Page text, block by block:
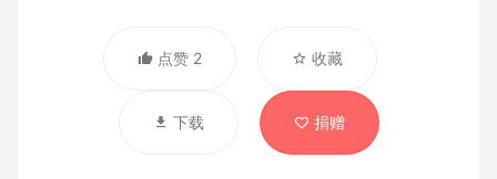
点赞 2 收藏
下载 捐赠